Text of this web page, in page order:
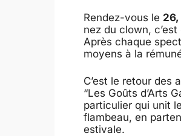
Rendez-vous le
nez du clown, c’est
Après chaque
moyens à la
C’est le retour des
“Les Goûts d’Arts
particulier qui unit
flambeau, en
estivale.